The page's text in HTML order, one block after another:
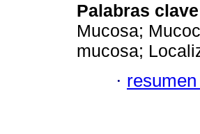
Palabras
Mucosa;
mucosa;
·